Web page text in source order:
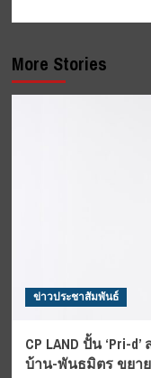
More Stories
ข่าวประชาสัมพันธ์
CP LAND ปั้น ‘Pri-
บ้าน-พันธมิตร ขยา